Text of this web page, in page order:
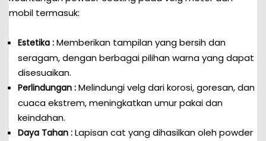
mobil termasuk:
Estetika : Memberikan tampilan yang bersih dan
seragam, dengan berbagai pilihan warna yang dapat
disesuaikan.
Perlindungan : Melindungi velg dari korosi, goresan, dan
cuaca ekstrem, meningkatkan umur pakai dan
keindahan.
Daya Tahan : Lapisan cat yang dihasilkan oleh powder